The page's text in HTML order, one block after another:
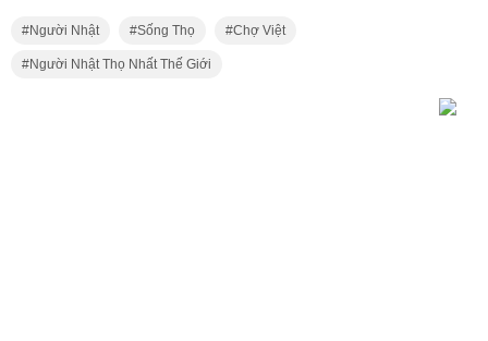
Người Nhật Sống Thọ Chợ Việt
Người Nhật Thọ Nhất Thế Giới